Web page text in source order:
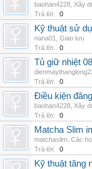
baohan4228 Xây
Trả lời:
0
Kỹ thuật sử
nana01
Giao lưu
Trả lời:
0
Tủ giữ nhiệt
Trả lời:
0
Điều kiện
baohan4228 Xây
Trả lời:
0
Matcha Slim
matchaslim Các
Trả lời:
0
Kỹ thuật tăng